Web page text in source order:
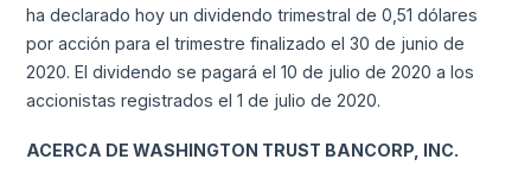
ha declarado hoy un dividendo trimestral de 0,51 dólares
por acción para el trimestre finalizado el 30 de junio de
2020. El dividendo se pagará el 10 de julio de 2020 a los
accionistas registrados el 1 de julio de 2020.
ACERCA DE WASHINGTON TRUST BANCORP, INC.